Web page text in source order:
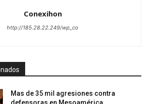
Conexihon
http://185.28.22.249/wp_co
Mas de 35 mil agresiones contra